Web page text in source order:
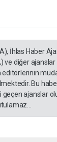
İhlas Haber
ve diğer
editörlerinin
Bu
ajanslar